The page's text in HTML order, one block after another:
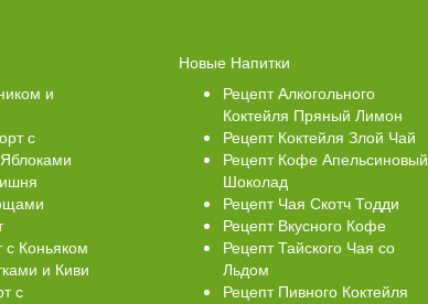
Торт Медовик Карамельный
и
с
Коньяком
и Киви
с
Новые Напитки
Рецепт Алкогольного
Коктейля Пряный Лимон
Рецепт Коктейля Злой Чай
Рецепт Кофе Апельсиновый
Шоколад
Рецепт Чая Скотч Тодди
Рецепт Вкусного Кофе
Рецепт Тайского Чая со
Льдом
Рецепт Пивного Коктейля